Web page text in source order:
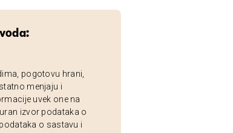
pogotovu hrani,
menjaju i
uvek one na
izvor podataka o
o sastavu i